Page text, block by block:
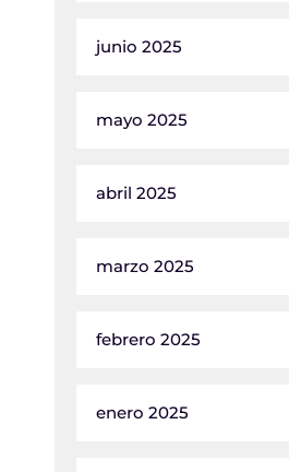
junio 2025
mayo 2025
abril 2025
marzo 2025
febrero 2025
enero 2025